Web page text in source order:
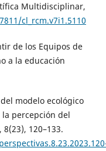
Multidisciplinar,
cl_rcm.v7i1.5110
de los Equipos de
a la educación
modelo ecológico
percepción del
120–133.